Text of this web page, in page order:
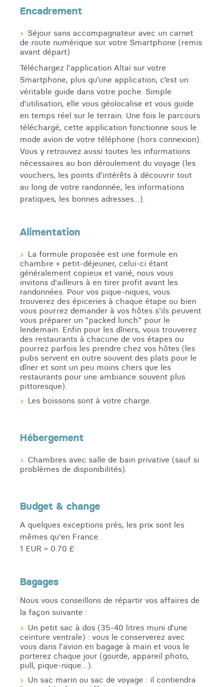
Encadrement
Séjour sans accompagnateur avec un carnet
de route numérique sur votre Smartphone (remis
avant départ)
Téléchargez l'application Altaï sur votre
Smartphone, plus qu’une application, c’est un
véritable guide dans votre poche. Simple
d'utilisation, elle vous géolocalise et vous guide
en temps réel sur le terrain. Une fois le parcours
téléchargé, cette application fonctionne sous le
mode avion de votre téléphone (hors connexion).
Vous y retrouvez aussi toutes les informations
nécessaires au bon déroulement du voyage (les
vouchers, les points d'intérêts à découvrir tout
au long de votre randonnée, les informations
pratiques, les bonnes adresses...).
Alimentation
La formule proposée est une formule en
chambre + petit-déjeuner, celui-ci étant
généralement copieux et varié, nous vous
invitons d'ailleurs à en tirer profit avant les
randonnées. Pour vos pique-niques, vous
trouverez des épiceries à chaque étape ou bien
vous pourrez demander à vos hôtes s'ils peuvent
vous préparer un "packed lunch" pour le
lendemain. Enfin pour les dîners, vous trouverez
des restaurants à chacune de vos étapes ou
pourrez parfois les prendre chez vos hôtes (les
pubs servent en outre souvent des plats pour le
dîner et sont un peu moins chers que les
restaurants pour une ambiance souvent plus
pittoresque).
Les boissons sont à votre charge.
Hébergement
Chambres avec salle de bain privative (sauf si
problèmes de disponibilités).
Budget & change
A quelques exceptions près, les prix sont les
mêmes qu'en France.
1 EUR = 0.70 £
Bagages
Nous vous conseillons de répartir vos affaires de
la façon suivante :
Un petit sac à dos (35-40 litres muni d'une
ceinture ventrale) : vous le conserverez avec
vous dans l'avion en bagage à main et vous le
porterez chaque jour (gourde, appareil photo,
pull, pique-nique…).
Un sac marin ou sac de voyage : il contiendra